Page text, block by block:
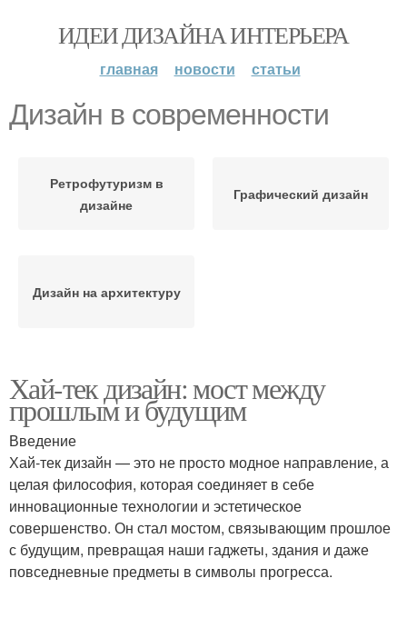
ИДЕИ ДИЗАЙНА ИНТЕРЬЕРА
главная новости статьи
Дизайн в современности
Ретрофутуризм в
дизайне
Графический дизайн
Дизайн на архитектуру
Хай-тек дизайн: мост между
прошлым и будущим
Введение
Хай-тек дизайн — это не просто модное направление, а
целая философия, которая соединяет в себе
инновационные технологии и эстетическое
совершенство. Он стал мостом, связывающим прошлое
с будущим, превращая наши гаджеты, здания и даже
повседневные предметы в символы прогресса.